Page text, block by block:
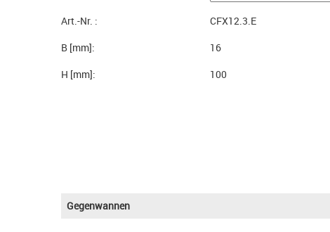
Art.-Nr. :
CFX12.3.E
B [mm]:
16
H [mm]:
100
Gegenwannen